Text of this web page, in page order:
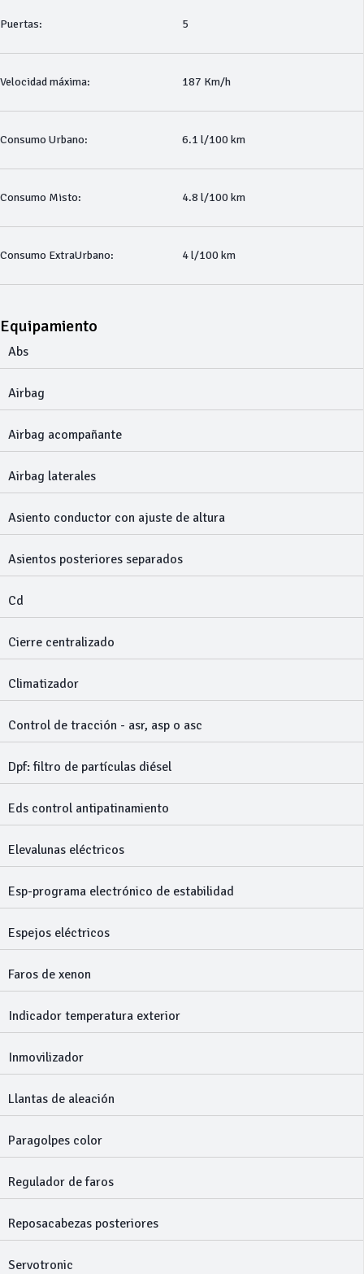
Puertas: 5
Velocidad máxima: 187 Km/h
Consumo Urbano: 6.1 l/100 km
Consumo Misto: 4.8 l/100 km
Consumo ExtraUrbano: 4 l/100 km
Equipamiento
Abs
Airbag
Airbag acompañante
Airbag laterales
Asiento conductor con ajuste de altura
Asientos posteriores separados
Cd
Cierre centralizado
Climatizador
Control de tracción - asr, asp o asc
Dpf: filtro de partículas diésel
Eds control antipatinamiento
Elevalunas eléctricos
Esp-programa electrónico de estabilidad
Espejos eléctricos
Faros de xenon
Indicador temperatura exterior
Inmovilizador
Llantas de aleación
Paragolpes color
Regulador de faros
Reposacabezas posteriores
Servotronic